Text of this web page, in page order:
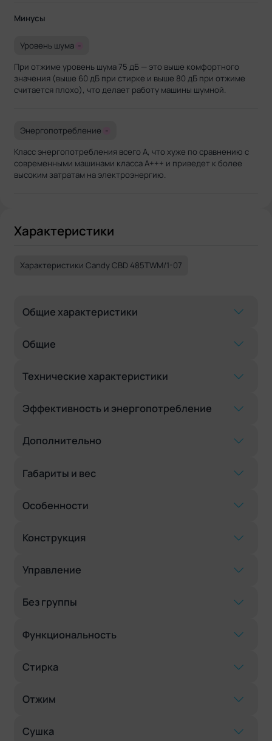
Минусы
Уровень шума -
При отжиме уровень шума 75 дБ — это выше комфортного
значения (выше 60 дБ при стирке и выше 80 дБ при отжиме
считается плохо), что делает работу машины шумной.
Энергопотребление -
Класс энергопотребления всего A, что хуже по сравнению с
современными машинами класса A+++ и приведет к более
высоким затратам на электроэнергию.
Характеристики
Характеристики Candy CBD 485TWM/1-07
Общие характеристики
Общие
Технические характеристики
Эффективность и энергопотребление
Дополнительно
Габариты и вес
Особенности
Конструкция
Управление
Без группы
Функциональность
Стирка
Отжим
Сушка